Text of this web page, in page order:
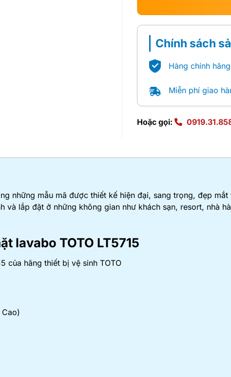
Chính sách
Hàng chính
Miễn phí giao
Hoặc gọi:
những mẫu mã được thiết kế hiện đại, sang trọng, đẹp
và lắp đặt ở những không gian như khách sạn, resort, nhà
lavabo TOTO LT5715
của hãng thiết bị vệ sinh TOTO